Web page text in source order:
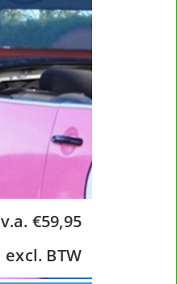
v.a. €59,95
excl. BTW